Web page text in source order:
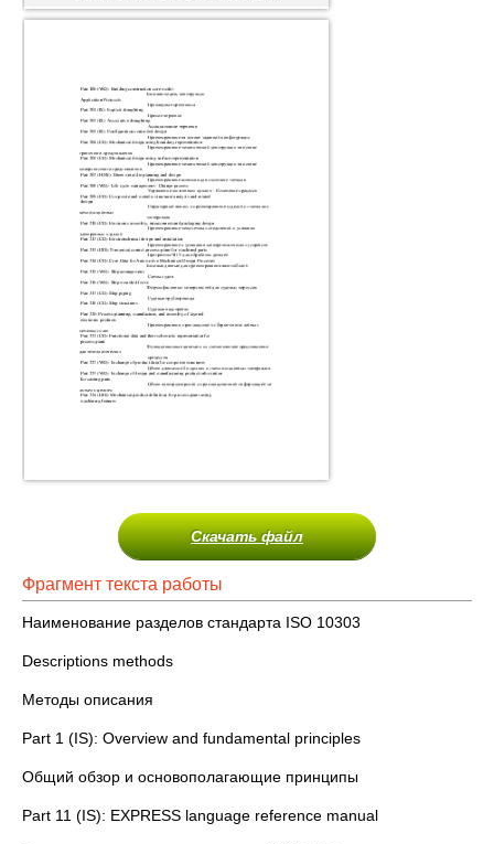
Скачать файл
Фрагмент текста работы
Наименование разделов стандарта ISO 10303
Descriptions methods
Методы описания
Part 1 (IS): Overview and fundamental principles
Общий обзор и основополагающие принципы
Part 11 (IS): EXPRESS language reference manual